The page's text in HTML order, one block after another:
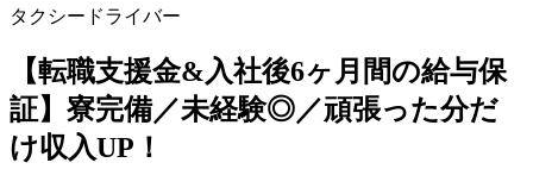
タクシードライバー
【転職支援金&入社後6ヶ月間の給与保
証】寮完備／未経験◎／頑張った分だ
け収入UP！